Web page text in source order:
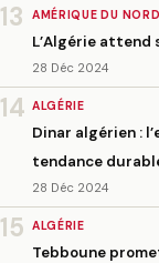
13 AMÉRIQUE DU NORD
L’Algérie attend
28 Déc 2024
14 ALGÉRIE
Dinar algérien :
tendance
28 Déc 2024
15 ALGÉRIE
Tebboune